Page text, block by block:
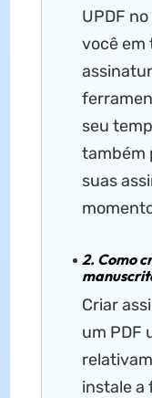
UPDF
você em
seu
também
suas
2. Como
Criar
um PDF
instale a